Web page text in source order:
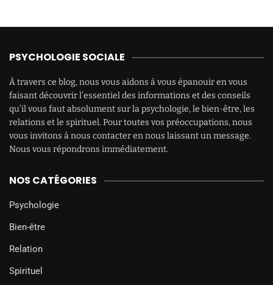
PSYCHOLOGIE SOCIALE
À travers ce blog, nous vous aidons à vous épanouir en vous
faisant découvrir l’essentiel des informations et des conseils
qu’il vous faut absolument sur la psychologie, le bien-être, les
relations et le spirituel. Pour toutes vos préoccupations, nous
vous invitons à nous contacter en nous laissant un message.
Nous vous répondrons immédiatement.
NOS CATÉGORIES
Psychologie
Bien-être
Relation
Spirituel